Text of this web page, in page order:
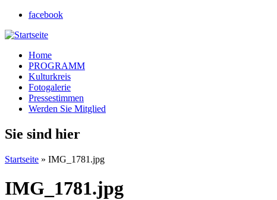
facebook
Home
PROGRAMM
Kulturkreis
Fotogalerie
Pressestimmen
Werden Sie Mitglied
Sie sind hier
Startseite » IMG_1781.jpg
IMG_1781.jpg